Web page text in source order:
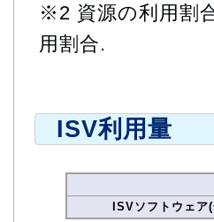
※2 資源の利用割
用割合.
ISV利用量
ISVソフトウェア